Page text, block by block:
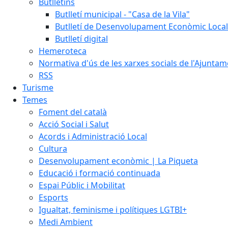
Butlletí municipal - "Casa de la Vila"
Butlletí de Desenvolupament Econòmic Local
Butlletí digital
Hemeroteca
Normativa d'ús de les xarxes socials de
RSS
Turisme
Temes
Foment del català
Acció Social i Salut
Acords i Administració Local
Cultura
Desenvolupament econòmic | La Piqueta
Educació i formació continuada
Espai Públic i Mobilitat
Esports
Igualtat, feminisme i polítiques LGTBI+
Medi Ambient